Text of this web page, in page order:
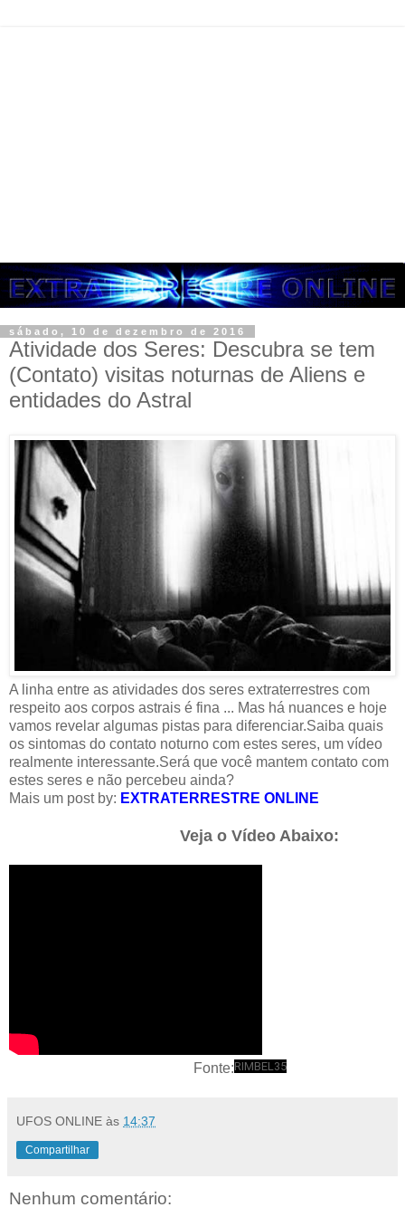
sábado, 10 de dezembro de 2016
Atividade dos Seres: Descubra se tem
(Contato) visitas noturnas de Aliens e
entidades do Astral
A linha entre as atividades dos seres extraterrestres com
respeito aos corpos astrais é fina ... Mas há nuances e hoje
vamos revelar algumas pistas para diferenciar.Saiba quais
os sintomas do contato noturno com estes seres, um vídeo
realmente interessante.Será que você mantem contato com
estes seres e não percebeu ainda?
Mais um post by: EXTRATERRESTRE ONLINE
Veja o Vídeo Abaixo:
Fonte:RIMBEL35
UFOS ONLINE às 14:37
Compartilhar
Nenhum comentário: